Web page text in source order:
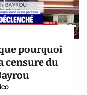
pourquoi
censure du